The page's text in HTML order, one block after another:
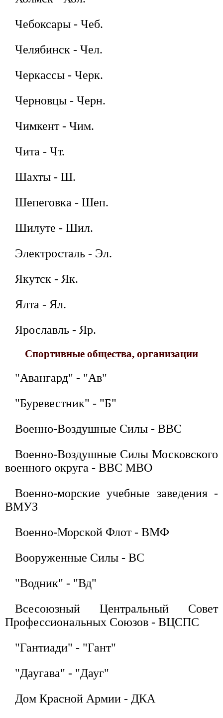
Чебоксары - Чеб.
Челябинск - Чел.
Черкассы - Черк.
Черновцы - Черн.
Чимкент - Чим.
Чита - Чт.
Шахты - Ш.
Шепеговка - Шеп.
Шилуте - Шил.
Электросталь - Эл.
Якутск - Як.
Ялта - Ял.
Ярославль - Яр.
Спортивные общества, организации
"Авангард" - "Ав"
"Буревестник" - "Б"
Военно-Воздушные Силы - ВВС
Военно-Воздушные Силы Московского
военного округа - ВВС МВО
Военно-морские учебные заведения -
ВМУЗ
Военно-Морской Флот - ВМФ
Вооруженные Силы - ВС
"Водник" - "Вд"
Всесоюзный Центральный Совет
Профессиональных Союзов - ВЦСПС
"Гантиади" - "Гант"
"Даугава" - "Дауг"
Дом Красной Армии - ДКА